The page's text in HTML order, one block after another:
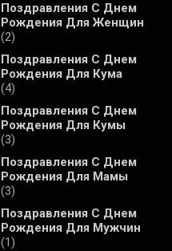
Поздравления С Днем
Рождения Для Женщин
(2)
Поздравления С Днем
Рождения Для Кума
(4)
Поздравления С Днем
Рождения Для Кумы
(3)
Поздравления С Днем
Рождения Для Мамы
(3)
Поздравления С Днем
Рождения Для Мужчин
(1)